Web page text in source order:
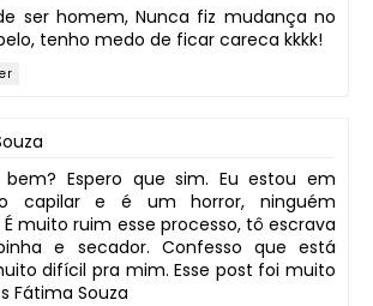
ser homem, Nunca fiz mudança no
tenho medo de ficar careca kkkk!
Espero que sim. Eu estou em
capilar e é um horror, ninguém
muito ruim esse processo, tô escrava
e secador. Confesso que está
difícil pra mim. Esse post foi muito
Fátima Souza